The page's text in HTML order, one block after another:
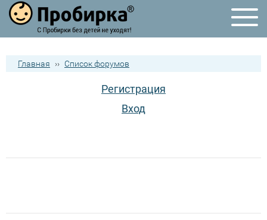
Главная ›› Список форумов
Регистрация
Вход